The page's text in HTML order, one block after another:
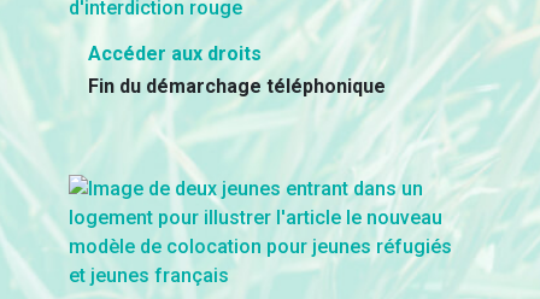
Accéder aux droits
Fin du démarchage téléphonique